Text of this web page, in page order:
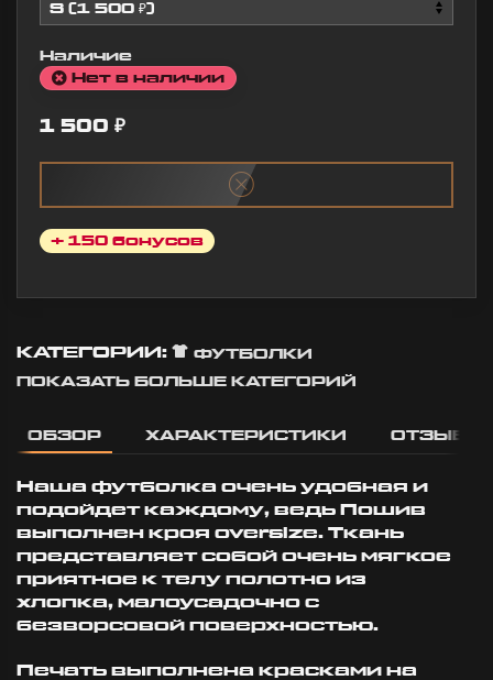
10:57
Наличие
Нет в наличии
1 500 ₽
+ 150 бонусов
КАТЕГОРИИ: ФУТБОЛКИ
ПОКАЗАТЬ БОЛЬШЕ КАТЕГОРИЙ
ОБЗОР ХАРАКТЕРИСТИКИ ОТЗЫВЫ
Наша футболка очень удобная и
подойдет каждому, ведь Пошив
выполнен кроя oversize. Ткань
представляет собой очень мягкое
приятное к телу полотно из
хлопка, малоусадочно с
безворсовой поверхностью.
Печать выполнена красками на